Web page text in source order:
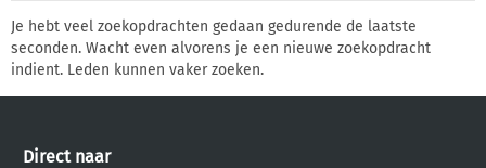
Je hebt veel zoekopdrachten gedaan gedurende de laatste
seconden. Wacht even alvorens je een nieuwe zoekopdracht
indient. Leden kunnen vaker zoeken.
Direct naar